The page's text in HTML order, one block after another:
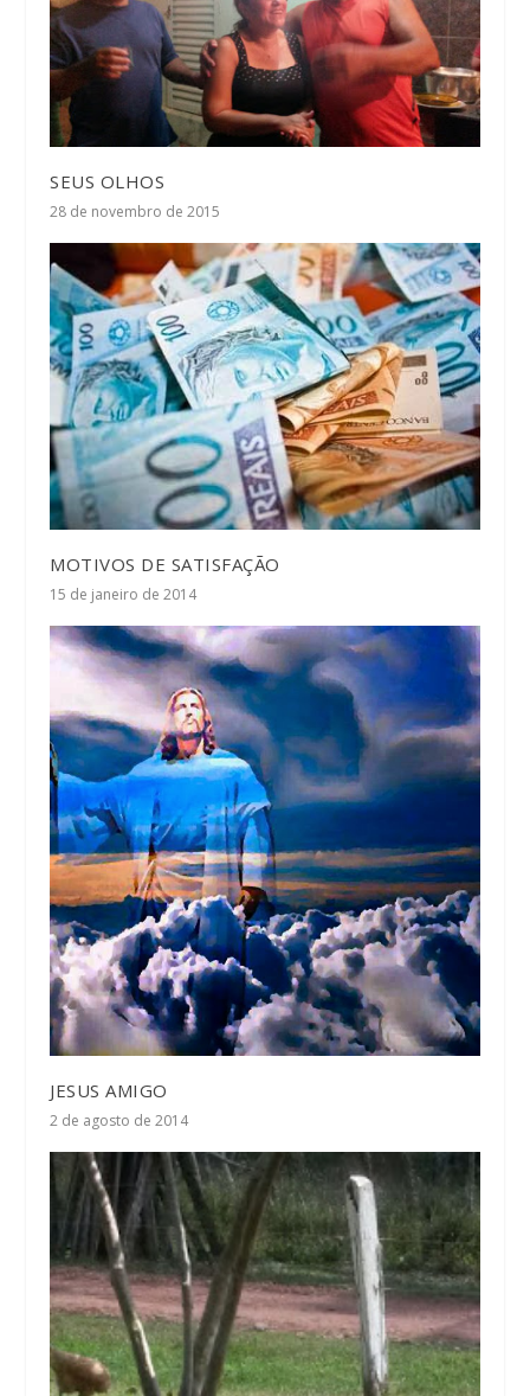
SEUS OLHOS
28 de novembro de 2015
MOTIVOS DE SATISFAÇÃO
15 de janeiro de 2014
JESUS AMIGO
2 de agosto de 2014